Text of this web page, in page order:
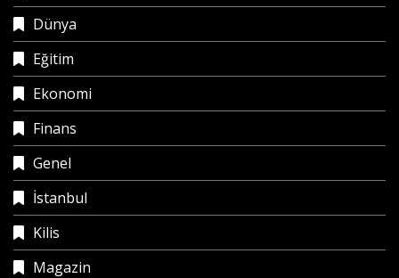
Dünya
Eğitim
Ekonomi
Finans
Genel
İstanbul
Kilis
Magazin